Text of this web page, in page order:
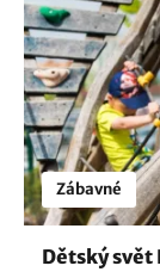
Zábavné
Dětský svět